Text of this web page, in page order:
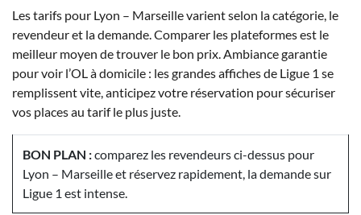
Les tarifs pour Lyon – Marseille varient selon la catégorie, le
revendeur et la demande. Comparer les plateformes est le
meilleur moyen de trouver le bon prix. Ambiance garantie
pour voir l’OL à domicile : les grandes affiches de Ligue 1 se
remplissent vite, anticipez votre réservation pour sécuriser
vos places au tarif le plus juste.
BON PLAN :comparez les revendeurs ci-dessus pour
Lyon – Marseille et réservez rapidement, la demande sur
Ligue 1 est intense.